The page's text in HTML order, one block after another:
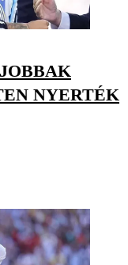
NYERTÉK